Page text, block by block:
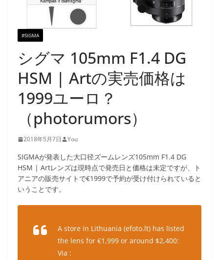
#SIGMA
シグマ 105mm F1.4 DG
HSM | Artの実売価格は
1999ユーロ？
（photorumors）
2018年5月7日 You
SIGMAが発表した大口径ズームレンズ105mm F1.4 DG
HSM | Artレンズは現時点で発売日と価格は未定ですが、ト
アニアの販売サイトで€1999で予約が受け付けられていると
いうことです。
A store in Lithuania (efoto.lt) has listed
the lens for €1,999 or around $2,400:
Via :